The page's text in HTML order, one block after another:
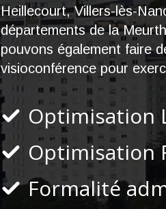
Heillecourt, Villers-lès-
départements de la
pouvons également faire
visioconférence pour
Optimisation
Optimisation
Formalité